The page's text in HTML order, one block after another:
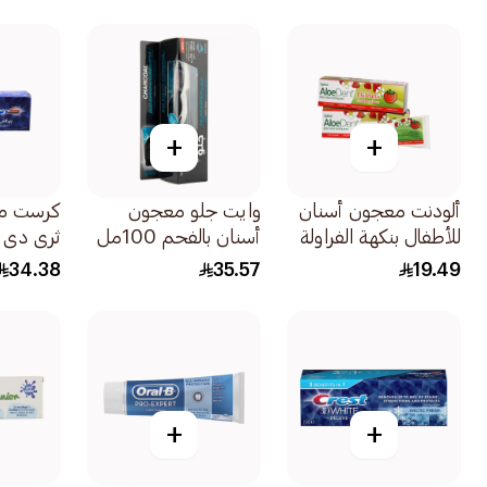
+
ألودنت معجون أسنان
للأطفال بنكهة الفراولة
والصبار 50مل
19.49
+
وايت جلو معجون
أسنان بالفحم 100مل
35.57
كرست
ثري
لحيوية
34.38
+
+